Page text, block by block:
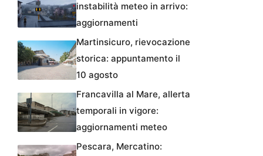
instabilità meteo in arrivo:
aggiornamenti
Martinsicuro, rievocazione
storica: appuntamento il
10 agosto
Francavilla al Mare, allerta
temporali in vigore:
aggiornamenti meteo
Pescara, Mercatino: